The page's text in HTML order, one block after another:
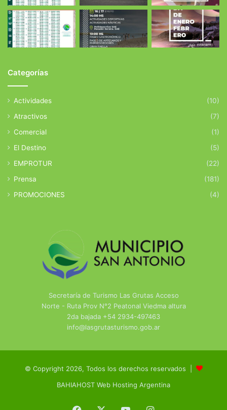
Categorías
Actividades
(10)
Atractivos
(7)
Comercial
(1)
El Destino
(5)
EMPROTUR
(22)
Prensa
(181)
PROMOCIONES
(4)
Secretaría de Turismo Las Grutas Acceso
Norte - Ruta Prov N°2 Peatonal Viedma altura
2da bajada +54 2934-497463
info@lasgrutasturismo.gob.ar
© Copyright 2026, Todos los derechos reservados |
BAHIAHOST Web Hosting Argentina